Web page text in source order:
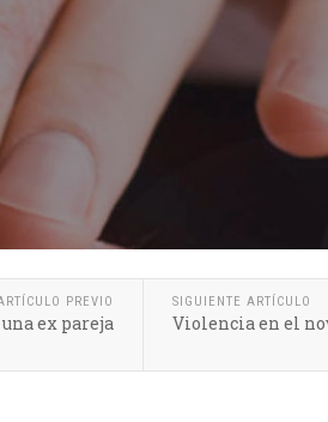
PREVIO
ex pareja
SIGUIENTE ARTÍCULO
Violencia en el